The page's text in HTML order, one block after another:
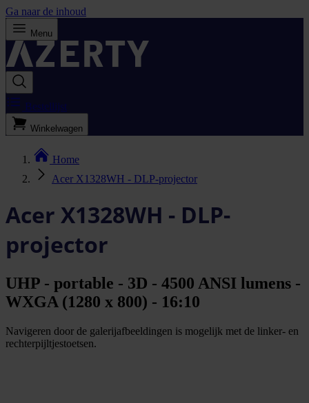
Ga naar de inhoud
Menu
Bestellijst
Winkelwagen
Home
Acer X1328WH - DLP-projector
Acer X1328WH - DLP-
projector
UHP - portable - 3D - 4500 ANSI lumens -
WXGA (1280 x 800) - 16:10
Navigeren door de galerijafbeeldingen is mogelijk met de linker- en
rechterpijltjestoetsen.